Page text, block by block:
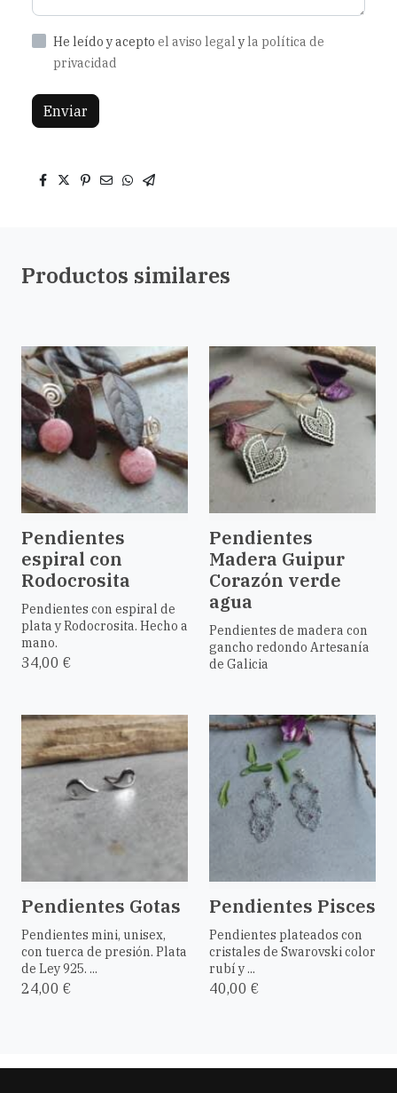
He leído y acepto el aviso legalyla política de
privacidad
Enviar
Productos similares
Pendientes
espiral con
Rodocrosita
Pendientes con espiral de
plata y Rodocrosita. Hecho a
mano.
34,00 €
Pendientes
Madera Guipur
Corazón verde
agua
Pendientes de madera con
gancho redondo Artesanía
de Galicia
Pendientes Gotas
Pendientes mini, unisex,
con tuerca de presión. Plata
de Ley 925. ...
24,00 €
Pendientes Pisces
Pendientes plateados con
cristales de Swarovski color
rubí y ...
40,00 €